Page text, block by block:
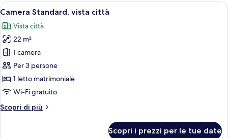
Apri
tutte
le
foto
per
Camera
Standard,
vista
Una camera d'albergo con un letto,
7
Camera Standard, vista città
Vista città
22 m²
1 camera
Per 3 persone
1 letto matrimoniale
Wi-Fi gratuito
Scopri di più
Altri
Scopri i prezzi per le tue date